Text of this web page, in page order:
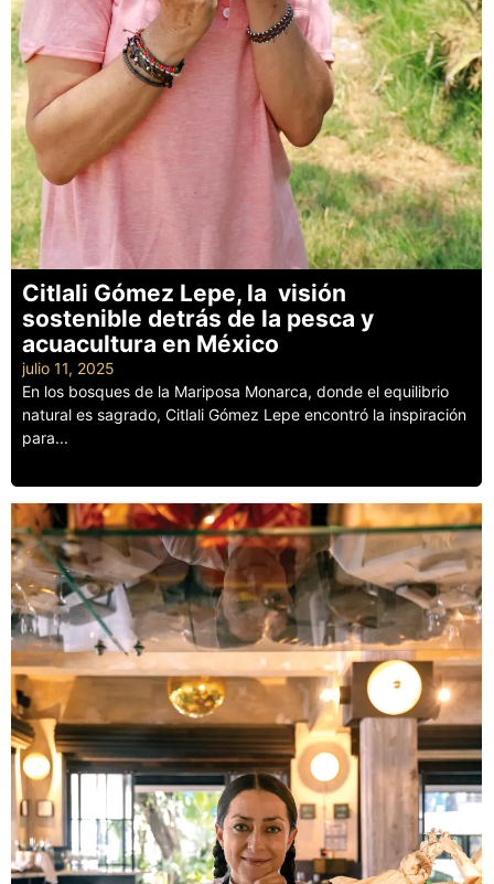
Citlali Gómez Lepe, la visión
sostenible detrás de la pesca y
acuacultura en México
julio 11, 2025
En los bosques de la Mariposa Monarca, donde el equilibrio
natural es sagrado, Citlali Gómez Lepe encontró la inspiración
para...